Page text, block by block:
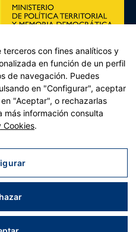
y Resiliencia – Financiado por
por el Reglamento (UE)
y del Consejo, de 12 de febrero
de cookies|Accesibilidad|Mapa web
Trestristes
con fines analíticos y
en función de un perfil
de navegación. Puedes
en "Configurar", aceptar
"Aceptar", o rechazarlas
más información consulta
Cookies.